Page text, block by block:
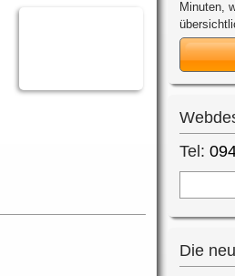
Minuten,
Tel:
Die